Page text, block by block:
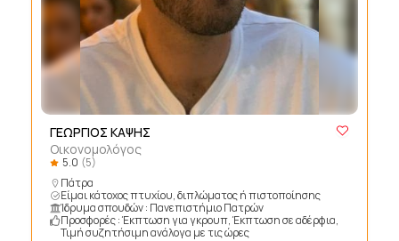
ΓΕΩΡΓΙΟΣ ΚΑΨΗΣ
Οικονομολόγος
5.0 (5)
Πάτρα
Είμαι κάτοχος πτυχίου, διπλώματος ή πιστοποίησης
Ίδρυμα σπουδών : Πανεπιστήμιο Πατρών
Προσφορές : Έκπτωση για γκρουπ, Έκπτωση σε αδέρφια,
Τιμή συζητήσιμη ανάλογα με τις ώρες